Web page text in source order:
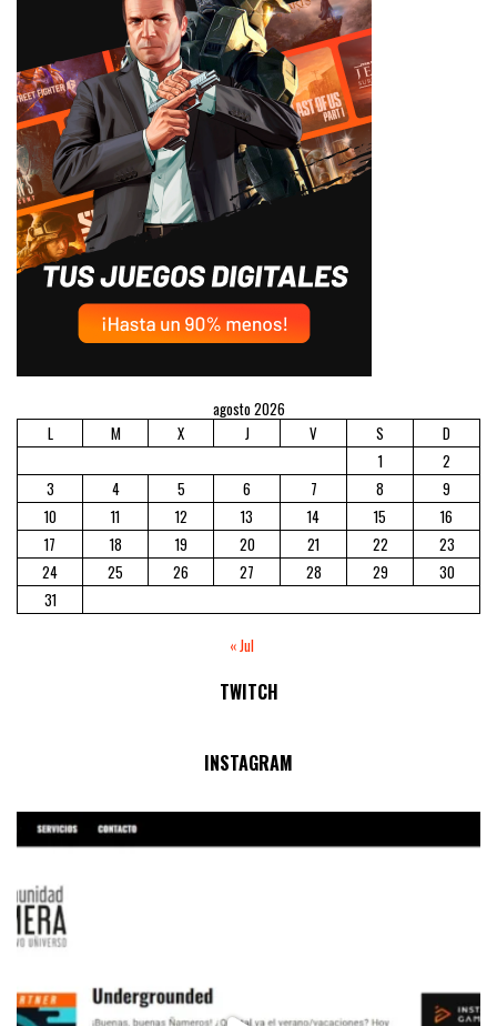
agosto 2026
L
M X J V S
D
1
2
3
4 5 6 7 8
9
10
11 12 13 14 15
16
17
18 19 20 21 22
23
24
25 26 27 28 29
30
31
« Jul
TWITCH
No Streams Online!
INSTAGRAM